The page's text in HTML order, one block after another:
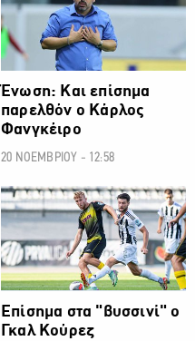
Ένωση: Και επίσημα
παρελθόν ο Κάρλος
Φανγκέιρο
20 ΝΟΕΜΒΡΙΟΥ - 12:58
ΠΡΩΤΑΘΛΗΜΑ CYTA
Επίσημα στα "βυσσινί" ο
Γκαλ Κούρεζ